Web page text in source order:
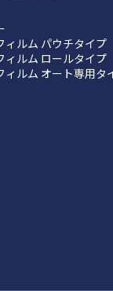
ィルム パウチタイプ
ィルム ロールタイプ
ィルム オート専用タ